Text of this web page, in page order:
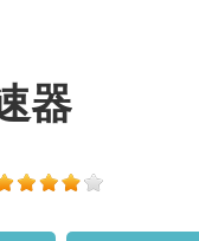
器